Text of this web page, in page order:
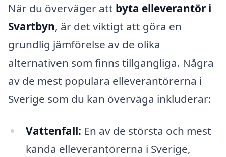
När du överväger att byta elleverantör i
Svartbyn, är det viktigt att göra en
grundlig jämförelse av de olika
alternativen som finns tillgängliga. Några
av de mest populära elleverantörerna i
Sverige som du kan överväga inkluderar:
Vattenfall: En av de största och mest
kända elleverantörerna i Sverige,